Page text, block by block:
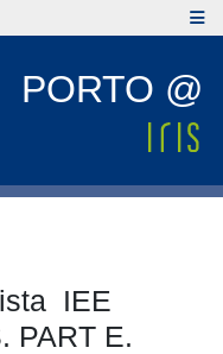
PORTO @
IEE
PART E.